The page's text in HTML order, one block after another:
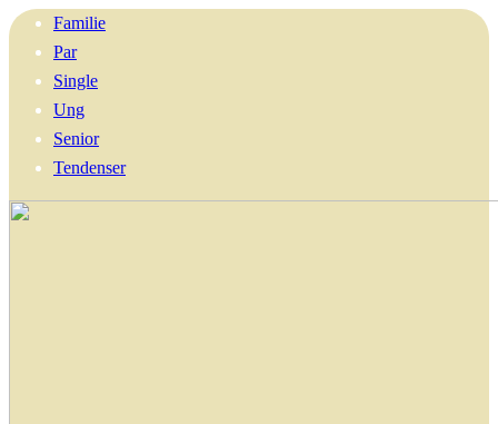
Familie
Par
Single
Ung
Senior
Tendenser